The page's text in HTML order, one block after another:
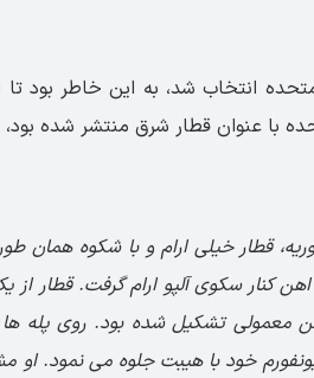
انتخاب شد، به این خاطر بود تا
قطار خیلی ارام و با شکوه همان
کنار سکوی آلپو ارام گرفت. قطار از
معمولی تشکیل شده بود. روی پله
خود با هیبت جلوه می نمود.